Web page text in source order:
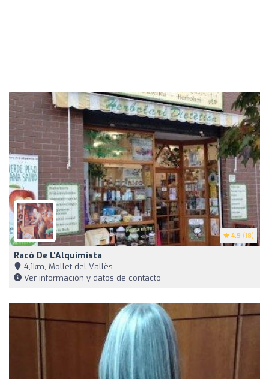
4.9 (18)
Racó De L'Alquimista
4,1km, Mollet del Vallès
Ver información y datos de contacto